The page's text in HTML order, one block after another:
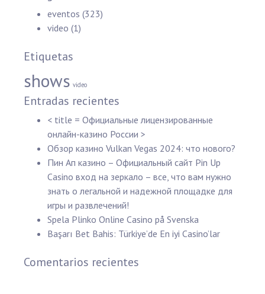
eventos (323)
video (1)
Etiquetas
shows video
Entradas recientes
< title = Официальные лицензированные
онлайн-казино России >
Обзор казино Vulkan Vegas 2024: что нового?
Пин Ап казино – Официальный сайт Pin Up
Casino вход на зеркало – все, что вам нужно
знать о легальной и надежной площадке для
игры и развлечений!
Spela Plinko Online Casino på Svenska
Başarı Bet Bahis: Türkiye’de En iyi Casino’lar
Comentarios recientes